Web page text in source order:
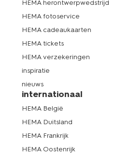
HEMA herontwerpwedstrijd
HEMA fotoservice
HEMA cadeaukaarten
HEMA tickets
HEMA verzekeringen
inspiratie
nieuws
internationaal
HEMA België
HEMA Duitsland
HEMA Frankrijk
HEMA Oostenrijk